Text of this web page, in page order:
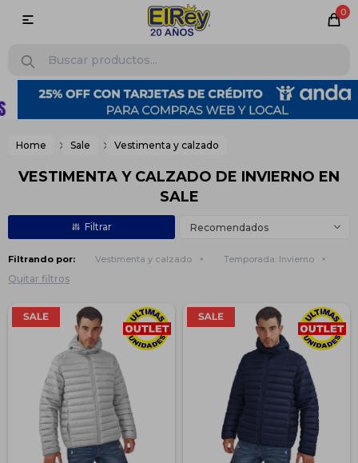
0

Home Sale Vestimenta y calzado
VESTIMENTA Y CALZADO DE INVIERNO EN
SALE
Recomendados
Filtrando por: Vestimenta y calzado Temporada: Invierno
Quitar filtros